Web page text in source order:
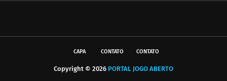
CAPA CONTATO CONTATO
Copyright © 2026 PORTAL JOGO ABERTO